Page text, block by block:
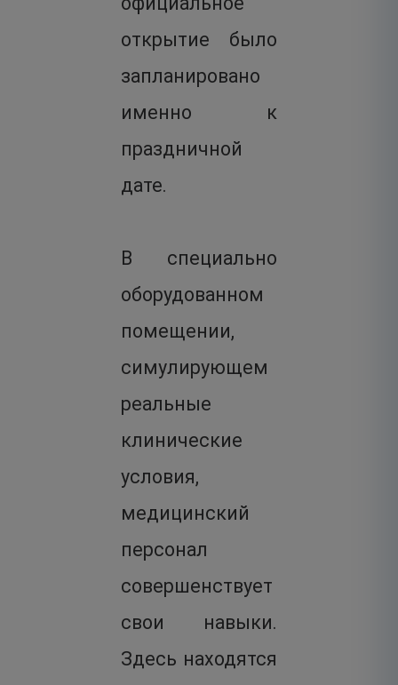
открытие было
запланировано
именно к
праздничной
дате.
В специально
оборудованном
помещении,
симулирующем
реальные
клинические
условия,
медицинский
персонал
совершенствует
свои навыки.
Здесь находятся